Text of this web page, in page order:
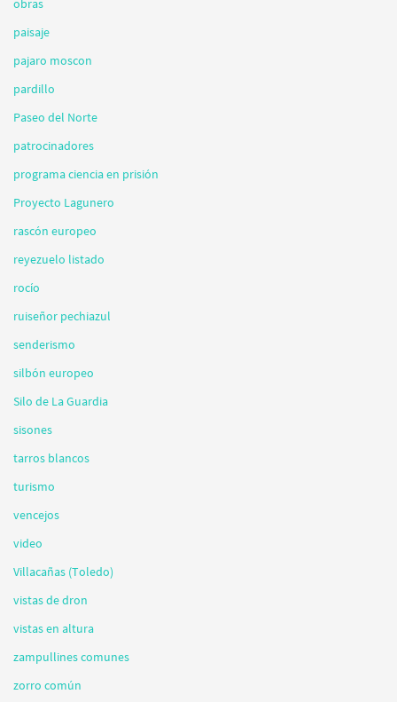
obras
paisaje
pajaro moscon
pardillo
Paseo del Norte
patrocinadores
programa ciencia en prisión
Proyecto Lagunero
rascón europeo
reyezuelo listado
rocío
ruiseñor pechiazul
senderismo
silbón europeo
Silo de La Guardia
sisones
tarros blancos
turismo
vencejos
video
Villacañas (Toledo)
vistas de dron
vistas en altura
zampullines comunes
zorro común